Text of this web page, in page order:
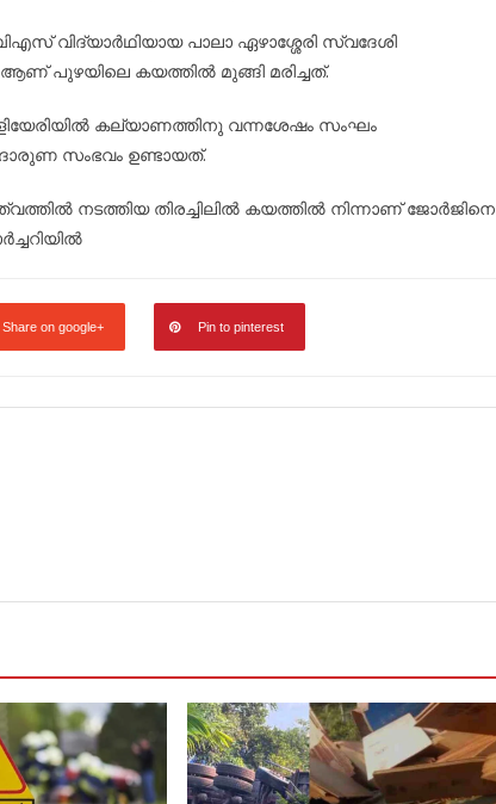
വിദ്യാർഥിയായ പാലാ ഏഴാശ്ശേരി സ്വദേശി
ആണ് പുഴയിലെ കയത്തിൽ മുങ്ങി മരിച്ചത്.
കല്യാണത്തിനു വന്നശേഷം സംഘം
ദാരുണ സംഭവം ഉണ്ടായത്.
നടത്തിയ തിരച്ചിലിൽ കയത്തിൽ നിന്നാണ് ജോർജിനെ
Share on google+ Pin to pinterest